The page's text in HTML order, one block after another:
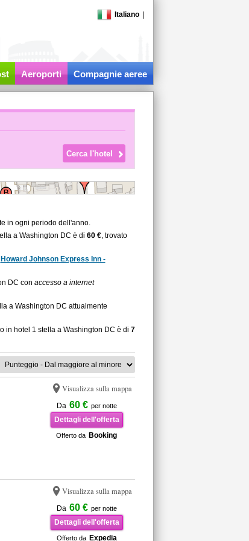
Italiano
Aeroporti Compagnie aeree
in ogni periodo dell'anno.
a Washington DC è di60 €, trovato
Howard Johnson Express Inn -
DC con accesso a internet
a Washington DC attualmente
in hotel 1 stella a Washington DC è di 7
Visualizza sulla mappa
Da 60 € per notte
Dettagli dell'offerta
Offerto da Booking
Visualizza sulla mappa
Da 60 € per notte
Dettagli dell'offerta
Offerto da Expedia